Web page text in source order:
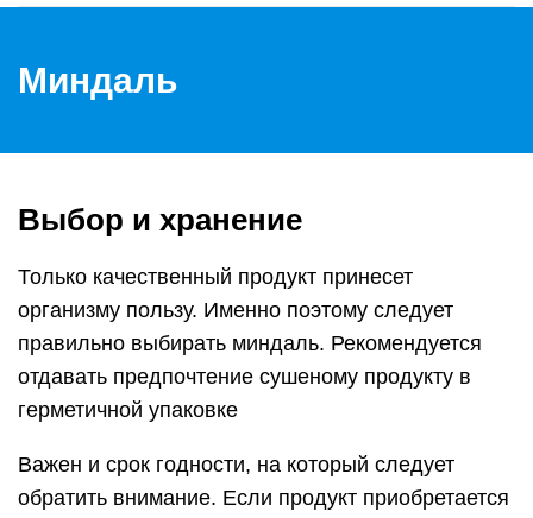
Миндаль
Выбор и хранение
Только качественный продукт принесет
организму пользу. Именно поэтому следует
правильно выбирать миндаль. Рекомендуется
отдавать предпочтение сушеному продукту в
герметичной упаковке
Важен и срок годности, на который следует
обратить внимание. Если продукт приобретается